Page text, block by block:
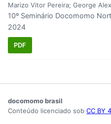
Marizo Vitor Pereira; George
10º Seminário Docomomo
2024
PDF
docomomo brasil
Conteúdo licenciado sob CC BY